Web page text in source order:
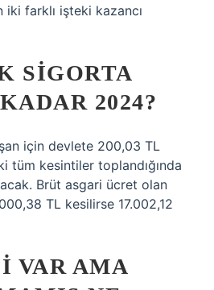
iki farklı işteki kazancı
SIGORTA
2024?
için devlete 200,03 TL
tüm kesintiler toplandığında
Brüt asgari ücret olan
TL kesilirse 17.002,12
VAR AMA